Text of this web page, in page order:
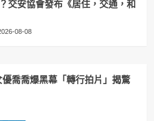
交安協會發布《居住，交通，和
08-08
喬喬爆黑幕「轉行拍片」揭驚